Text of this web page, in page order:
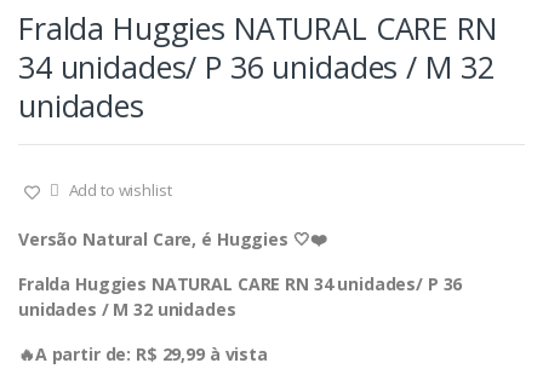
Fralda Huggies NATURAL CARE RN
34 unidades/ P 36 unidades / M 32
unidades
Add to wishlist
Versão Natural Care, é Huggies 🤍❤️
Fralda Huggies NATURAL CARE RN 34 unidades/ P 36
unidades / M 32 unidades
🔥A partir de: R$ 29,99 à vista